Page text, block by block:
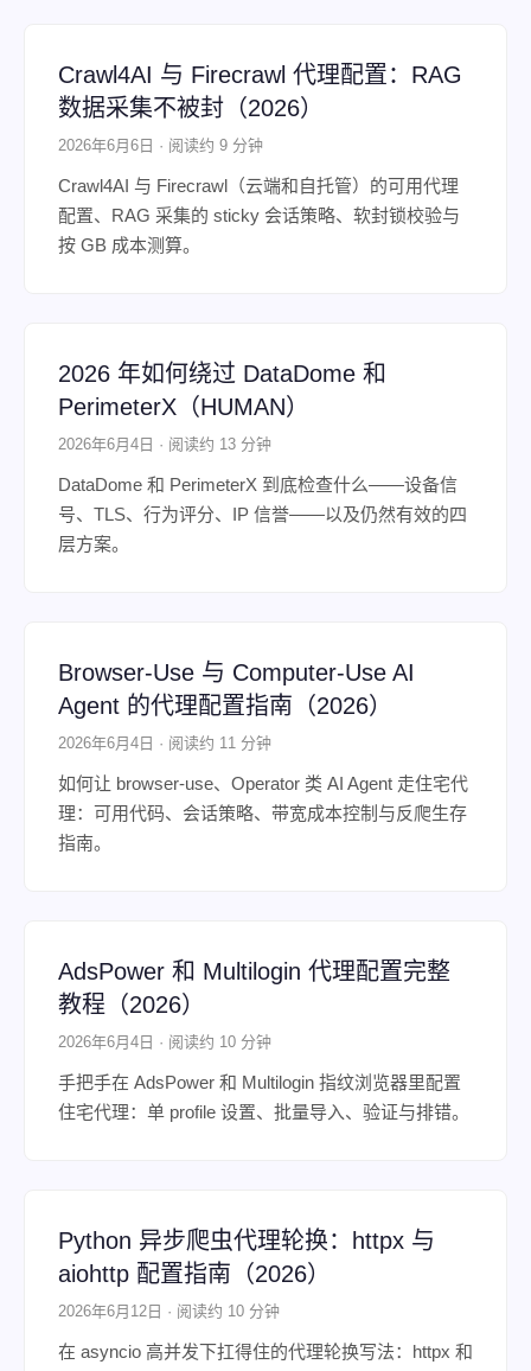
Crawl4AI 与 Firecrawl 代理配置：RAG
数据采集不被封（2026）
2026年6月6日 · 阅读约 9 分钟
Crawl4AI 与 Firecrawl（云端和自托管）的可用代理
配置、RAG 采集的 sticky 会话策略、软封锁校验与
按 GB 成本测算。
2026 年如何绕过 DataDome 和
PerimeterX（HUMAN）
2026年6月4日 · 阅读约 13 分钟
DataDome 和 PerimeterX 到底检查什么——设备信
号、TLS、行为评分、IP 信誉——以及仍然有效的四
层方案。
Browser-Use 与 Computer-Use AI
Agent 的代理配置指南（2026）
2026年6月4日 · 阅读约 11 分钟
如何让 browser-use、Operator 类 AI Agent 走住宅代
理：可用代码、会话策略、带宽成本控制与反爬生存
指南。
AdsPower 和 Multilogin 代理配置完整
教程（2026）
2026年6月4日 · 阅读约 10 分钟
手把手在 AdsPower 和 Multilogin 指纹浏览器里配置
住宅代理：单 profile 设置、批量导入、验证与排错。
Python 异步爬虫代理轮换：httpx 与
aiohttp 配置指南（2026）
2026年6月12日 · 阅读约 10 分钟
在 asyncio 高并发下扛得住的代理轮换写法：httpx 和